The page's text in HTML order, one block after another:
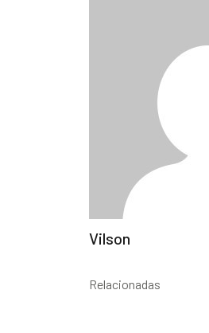
Vilson
Relacionadas